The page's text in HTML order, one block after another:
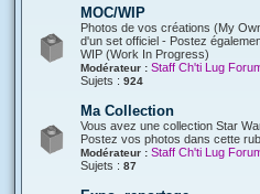
MOC/WIP
Photos de vos créations (My
d'un set officiel - Postez
WIP (Work In Progress)
Modérateur : Staff Ch'ti Lug
Sujets : 924
Ma Collection
Vous avez une collection Star
Postez vos photos dans cette
Modérateur : Staff Ch'ti Lug
Sujets : 87